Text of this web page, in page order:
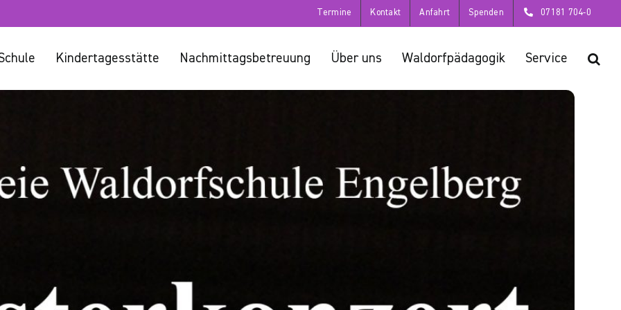
Termine Kontakt Anfahrt Spenden 07181 704-0
Kindertagesstätte Nachmittagsbetreuung Über uns Waldorfpädagogik Service